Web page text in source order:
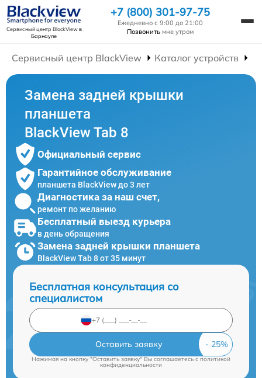
Сервисный центр BlackViewв
Барнауле
+7 (800) 301-97-75
Ежедневно с 9:00 до 21:00
Позвонить мне утром
Сервисный центр BlackView Каталог устройств
Замена задней крышки
планшета
BlackView Tab 8
Официальный сервис
Гарантийное обслуживание
планшета BlackView до 3 лет
Диагностика за наш счет,
ремонт по желанию
Бесплатный выезд курьера
в день обращения
Замена задней крышки планшета
BlackView Tab 8 от 35 минут
Бесплатная консультация со
специалистом
Оставить заявку
Нажимая на кнопку "Оставить заявку" Вы соглашаетесь cполитикой
конфиденциальности